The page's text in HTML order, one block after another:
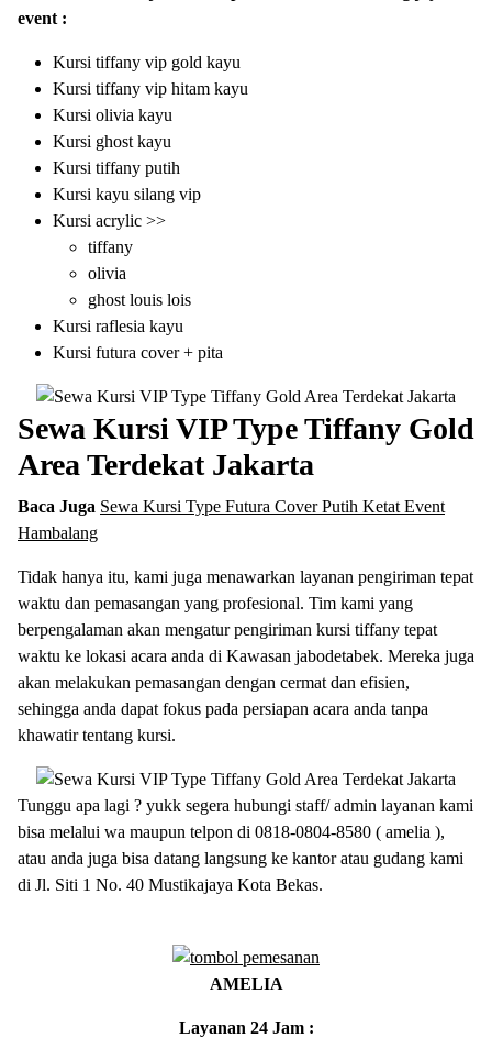
event :
Kursi tiffany vip gold kayu
Kursi tiffany vip hitam kayu
Kursi olivia kayu
Kursi ghost kayu
Kursi tiffany putih
Kursi kayu silang vip
Kursi acrylic >>
tiffany
olivia
ghost louis lois
Kursi raflesia kayu
Kursi futura cover + pita
Sewa Kursi VIP Type Tiffany Gold
Area Terdekat Jakarta
Baca Juga Sewa Kursi Type Futura Cover Putih Ketat Event
Hambalang
Tidak hanya itu, kami juga menawarkan layanan pengiriman tepat
waktu dan pemasangan yang profesional. Tim kami yang
berpengalaman akan mengatur pengiriman kursi tiffany tepat
waktu ke lokasi acara anda di Kawasan jabodetabek. Mereka juga
akan melakukan pemasangan dengan cermat dan efisien,
sehingga anda dapat fokus pada persiapan acara anda tanpa
khawatir tentang kursi.
Tunggu apa lagi ? yukk segera hubungi staff/ admin layanan kami
bisa melalui wa maupun telpon di 0818-0804-8580 ( amelia ),
atau anda juga bisa datang langsung ke kantor atau gudang kami
di Jl. Siti 1 No. 40 Mustikajaya Kota Bekas.
AMELIA
Layanan 24 Jam :